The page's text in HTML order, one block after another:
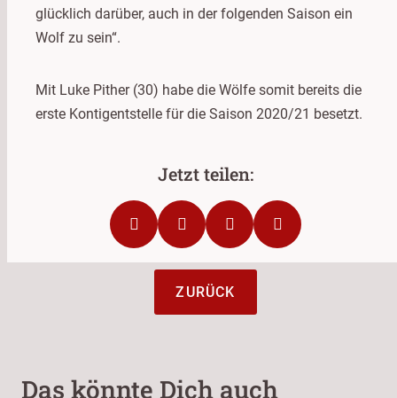
glücklich darüber, auch in der folgenden Saison ein
Wolf zu sein“.
Mit Luke Pither (30) habe die Wölfe somit bereits die
erste Kontigentstelle für die Saison 2020/21 besetzt.
ZURÜCK
Das könnte Dich auch